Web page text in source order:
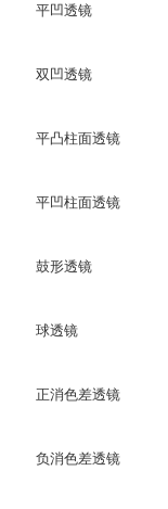
平凹透镜
双凹透镜
平凸柱面透镜
平凹柱面透镜
鼓形透镜
球透镜
正消色差透镜
负消色差透镜